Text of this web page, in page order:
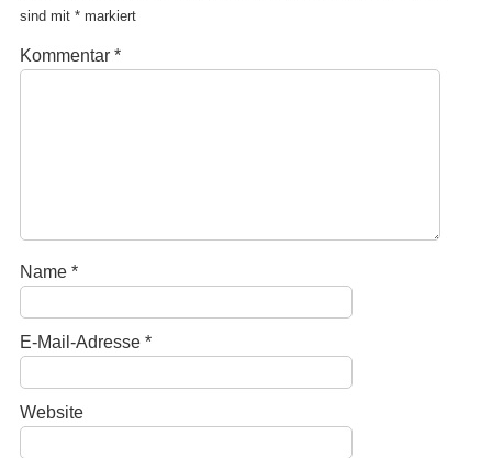
sind mit *markiert
Kommentar *
Name *
E-Mail-Adresse *
Website